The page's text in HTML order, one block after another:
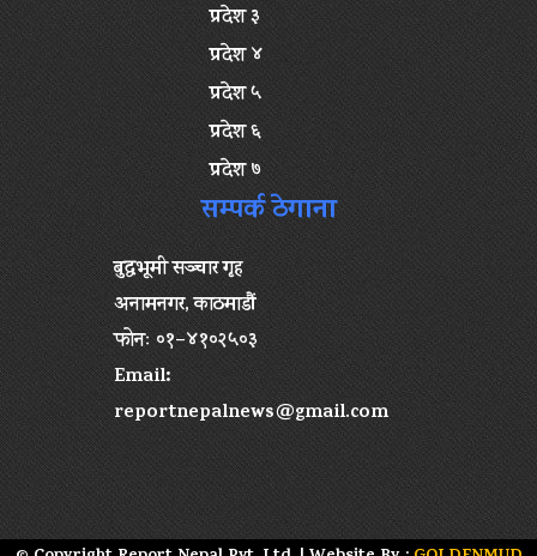
प्रदेश ३
प्रदेश ४
प्रदेश ५
प्रदेश ६
प्रदेश ७
सम्पर्क ठेगाना
बुद्धभूमी सञ्चार गृह
अनामनगर, काठमाडौं
फोनः ०१–४१०२५०३
Email:
reportnepalnews@gmail.com